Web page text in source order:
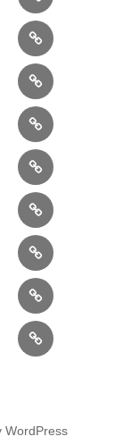
入
園
バ
ッ
グ
セ
ッ
ト
⑦
リ
ュ
ッ
ク
⑬
ボ
デ
ィ
ー
バ
ッ
グ
⑲
バ
ニ
テ
ィ
ー
ブ
ロ
グ
㉑
イ
ン
テ
リ
ア
収
㉗
オ
ー
ル
イ
ン
事
業
者
か
ご
製
作
ー
WordPress